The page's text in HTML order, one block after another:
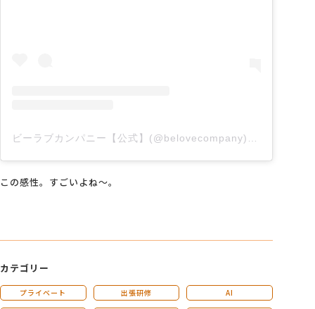
この感性。すごいよね～。
カテゴリー
プライベート 出張研修 AI